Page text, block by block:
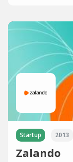
Startup 2013
Zalando